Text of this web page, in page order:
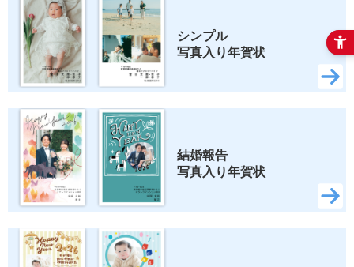
シンプル
写真入り年賀状
結婚報告
写真入り年賀状